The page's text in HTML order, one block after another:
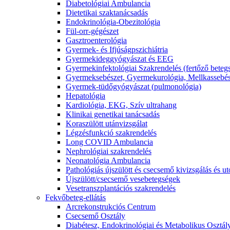
Diabetológiai Ambulancia
Dietetikai szaktanácsadás
Endokrinológia-Obezitológia
Fül-orr-gégészet
Gasztroenterológia
Gyermek- és Ifjúságpszichiátria
Gyermekideggyógyászat és EEG
Gyermekinfektológiai Szakrendelés (fertőző
Gyermeksebészet, Gyermekurológia,
Gyermek-tüdőgyógyászat (pulmonológia)
Hepatológia
Kardiológia, EKG, Szív ultrahang
Klinikai genetikai tanácsadás
Koraszülött utánvizsgálat
Légzésfunkció szakrendelés
Long COVID Ambulancia
Nephrológiai szakrendelés
Neonatológia Ambulancia
Pathológiás újszülött és csecsemő kivizsgálás és
Újszülött/csecsemő vesebetegségek
Vesetranszplantációs szakrendelés
Fekvőbeteg-ellátás
Arcrekonstrukciós Centrum
Csecsemő Osztály
Diabétesz, Endokrinológiai és Metabolikus